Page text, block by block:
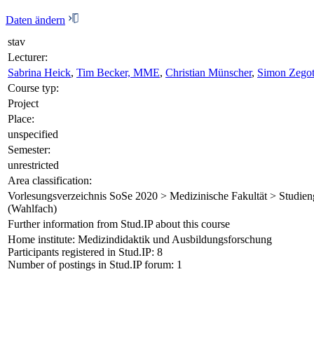
Daten ändern
stav
Lecturer:
Sabrina Heick, Tim Becker, MME, Christian Münscher, Simon
Course typ:
Project
Place:
unspecified
Semester:
unrestricted
Area classification:
Vorlesungsverzeichnis SoSe 2020 > Medizinische Fakultät >
(Wahlfach)
Further information from Stud.IP about this course
Home institute: Medizindidaktik und Ausbildungsforschung
Participants registered in Stud.IP: 8
Number of postings in Stud.IP forum: 1